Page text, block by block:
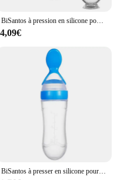
BOTTLE SILICONE is
looking to
transition from
The bottle's unique
mechanism that
milk, ensuring a
for both the baby
material is not
delicate skin but also
it a hygienic choice
BiSantos à pression en silicone pour nouveau-né, 5 pièces, bouteille d'alimentation, cuillère d'entraînement pour bébé, clic sûr, britware
4,09€
BiSantos à presser en silicone pour bébé, cuillère à riz pour nouveau-né, mangeoire à céréales pour tout-petit, complément alimentaire, biSantos à lait